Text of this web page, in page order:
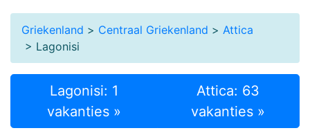
Griekenland > Centraal Griekenland > Attica
> Lagonisi
Lagonisi: 1
vakanties »
Attica: 63
vakanties »